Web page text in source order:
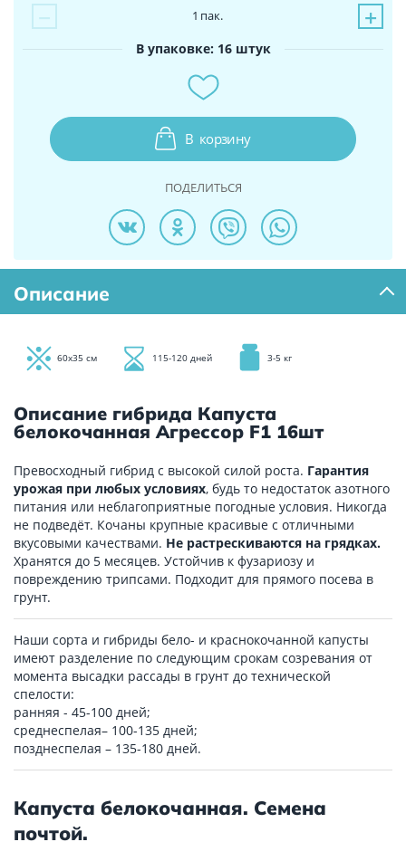
− +
1 пак.
В упаковке: 16 штук
В корзину
ПОДЕЛИТЬСЯ
Описание
60х35 см 115-120 дней 3-5 кг
Описание гибрида Капуста
белокочанная Агрессор F1 16шт
Превосходный гибрид с высокой силой роста. Гарантия
урожая при любых условиях, будь то недостаток азотного
питания или неблагоприятные погодные условия. Никогда
не подведёт. Кочаны крупные красивые с отличными
вкусовыми качествами. Не растрескиваются на грядках.
Хранятся до 5 месяцев. Устойчив к фузариозу и
повреждению трипсами. Подходит для прямого посева в
грунт.
Наши сорта и гибриды бело- и краснокочанной капусты
имеют разделение по следующим срокам созревания от
момента высадки рассады в грунт до технической
спелости:
ранняя - 45-100 дней;
среднеспелая– 100-135 дней;
позднеспелая – 135-180 дней.
Капуста белокочанная. Семена
почтой.